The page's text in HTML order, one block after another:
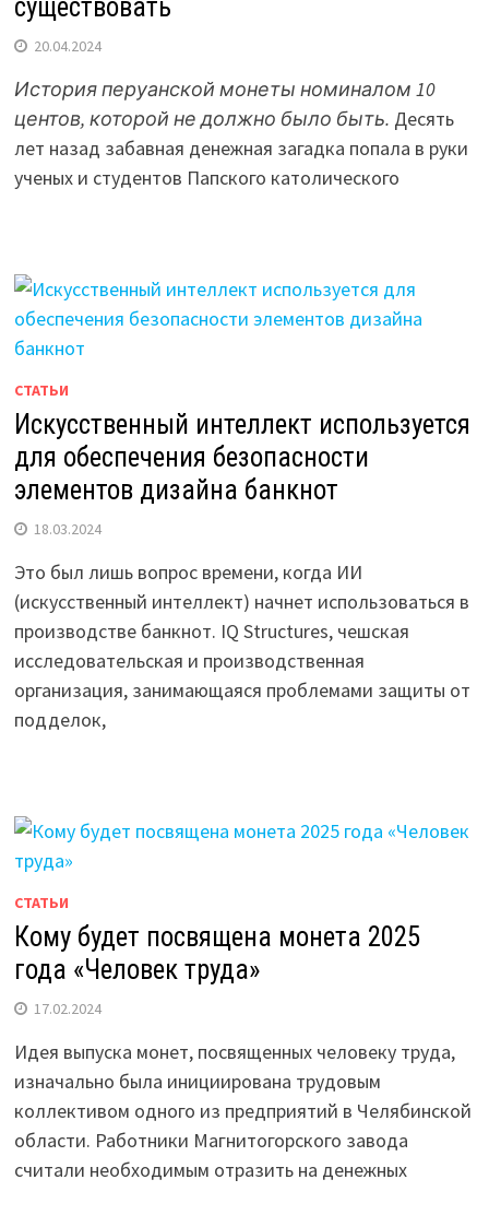
существовать
20.04.2024
История перуанской монеты номиналом 10
центов, которой не должно было быть. Десять
лет назад забавная денежная загадка попала в руки
ученых и студентов Папского католического
СТАТЬИ
Искусственный интеллект используется
для обеспечения безопасности
элементов дизайна банкнот
18.03.2024
Это был лишь вопрос времени, когда ИИ
(искусственный интеллект) начнет использоваться в
производстве банкнот. IQ Structures, чешская
исследовательская и производственная
организация, занимающаяся проблемами защиты от
подделок,
СТАТЬИ
Кому будет посвящена монета 2025
года «Человек труда»
17.02.2024
Идея выпуска монет, посвященных человеку труда,
изначально была инициирована трудовым
коллективом одного из предприятий в Челябинской
области. Работники Магнитогорского завода
считали необходимым отразить на денежных